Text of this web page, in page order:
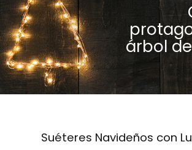
árbol
Suéteres Navideños con